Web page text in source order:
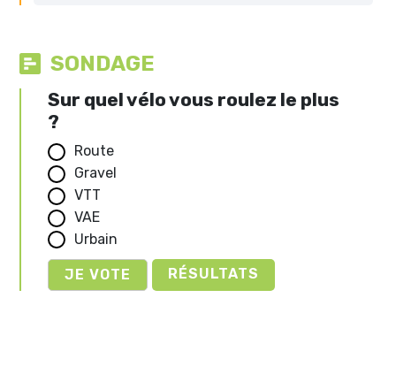
SONDAGE
Sur quel vélo vous roulez le plus
?
Route
Gravel
VTT
VAE
Urbain
RÉSULTATS